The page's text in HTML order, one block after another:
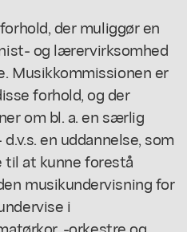
der muliggør en
og lærervirksomhed
Musikkommissionen er
forhold, og der
om bl. a. en særlig
en uddannelse, som
til at kunne forestå
musikundervisning for
i
-orkestre og